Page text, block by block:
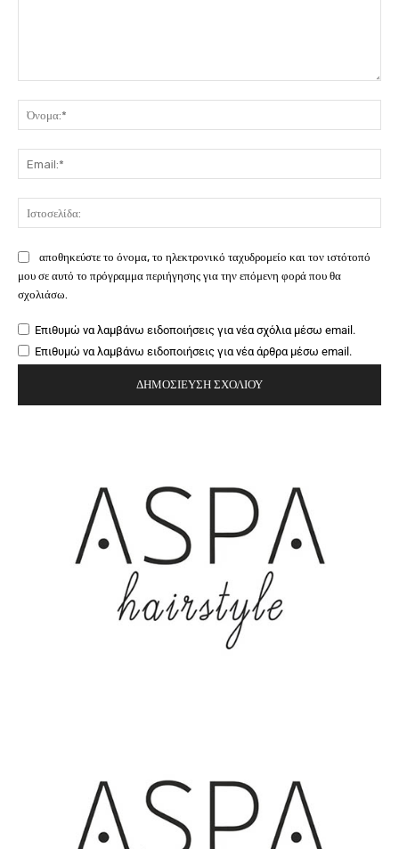
αποθηκεύστε το όνομα, το ηλεκτρονικό ταχυδρομείο και τον ιστότοπό
μου σε αυτό το πρόγραμμα περιήγησης για την επόμενη φορά που θα
σχολιάσω.
Επιθυμώ να λαμβάνω ειδοποιήσεις για νέα σχόλια μέσω email.
Επιθυμώ να λαμβάνω ειδοποιήσεις για νέα άρθρα μέσω email.